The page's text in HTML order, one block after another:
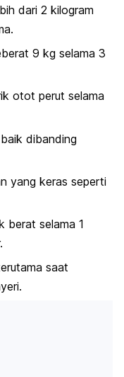
dari 2 kilogram
9 kg selama 3
otot perut selama
dibanding
yang keras seperti
berat selama 1
saat